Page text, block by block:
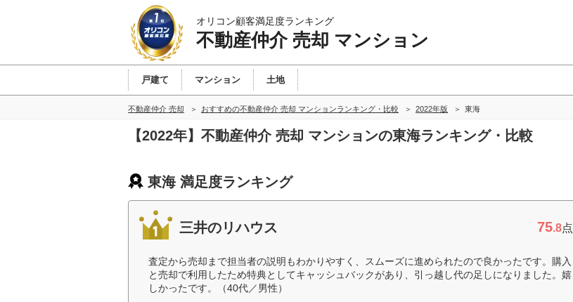
オリコン顧客満足度ランキング
不動産仲介 売却 マンション
戸建て マンション 土地
不動産仲介 売却 おすすめの不動産仲介 売却 マンションランキング・比較 2022年版 東海
【2022年】不動産仲介 売却 マンションの東海ランキング・比較
東海 満足度ランキング
三井のリハウス 75.8点
査定から売却まで担当者の説明もわかりやすく、スムーズに進められたので良かったです。購入
と売却で利用したため特典としてキャッシュバックがあり、引っ越し代の足しになりました。嬉
しかったです。（40代／男性）